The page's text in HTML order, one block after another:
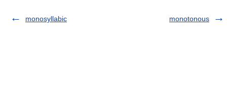
monosyllabic monotonous